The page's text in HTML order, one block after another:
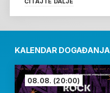
KALENDAR DOGAĐANJA
08.08. (20:00)